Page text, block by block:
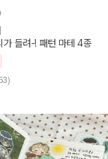
가 들려-! 패턴 마테 4종